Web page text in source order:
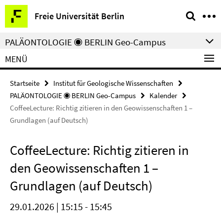
Springe
direkt
zu
Inhalt
Freie Universität Berlin
Service-
Navigation
PALÄONTOLOGIE ◉ BERLIN Geo-Campus
MENÜ
Startseite
Institut für Geologische Wissenschaften
PALÄONTOLOGIE ◉ BERLIN Geo-Campus
Kalender
CoffeeLecture: Richtig zitieren in den Geowissenschaften 1 –
Grundlagen (auf Deutsch)
CoffeeLecture: Richtig zitieren in
den Geowissenschaften 1 –
Grundlagen (auf Deutsch)
29.01.2026 | 15:15 - 15:45